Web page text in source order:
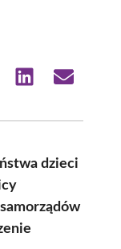
Share Share
dzieci